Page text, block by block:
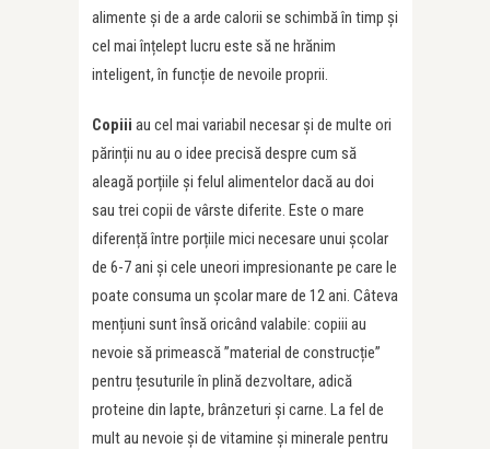
alimente și de a arde calorii se schimbă în timp și
cel mai înțelept lucru este să ne hrănim
inteligent, în funcție de nevoile proprii.
Copiii au cel mai variabil necesar și de multe ori
părinții nu au o idee precisă despre cum să
aleagă porțiile și felul alimentelor dacă au doi
sau trei copii de vârste diferite. Este o mare
diferență între porțiile mici necesare unui școlar
de 6-7 ani și cele uneori impresionante pe care le
poate consuma un școlar mare de 12 ani. Câteva
mențiuni sunt însă oricând valabile: copiii au
nevoie să primească ”material de construcție”
pentru țesuturile în plină dezvoltare, adică
proteine din lapte, brânzeturi și carne. La fel de
mult au nevoie și de vitamine și minerale pentru